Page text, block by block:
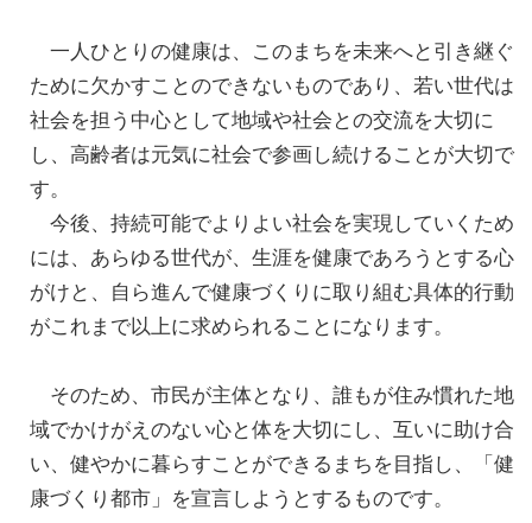
一人ひとりの健康は、このまちを未来へと引き継ぐ
ために欠かすことのできないものであり、若い世代は
社会を担う中心として地域や社会との交流を大切に
し、高齢者は元気に社会で参画し続けることが大切で
す。
今後、持続可能でよりよい社会を実現していくため
には、あらゆる世代が、生涯を健康であろうとする心
がけと、自ら進んで健康づくりに取り組む具体的行動
がこれまで以上に求められることになります。
そのため、市民が主体となり、誰もが住み慣れた地
域でかけがえのない心と体を大切にし、互いに助け合
い、健やかに暮らすことができるまちを目指し、「健
康づくり都市」を宣言しようとするものです。